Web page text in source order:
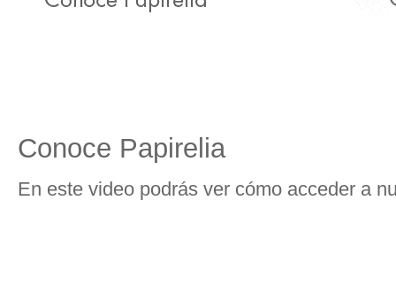
Conoce Papirelia
En este video podrás ver cómo acceder a